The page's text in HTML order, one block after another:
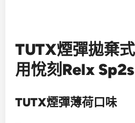
TUTX煙彈拋棄
用悅刻Relx
TUTX煙彈薄荷口味